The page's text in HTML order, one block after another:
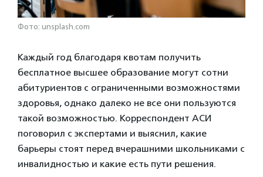
Фото: unsplash.com
Каждый год благодаря квотам получить
бесплатное высшее образование могут сотни
абитуриентов с ограниченными возможностями
здоровья, однако далеко не все они пользуются
такой возможностью. Корреспондент АСИ
поговорил с экспертами и выяснил, какие
барьеры стоят перед вчерашними школьниками с
инвалидностью и какие есть пути решения.